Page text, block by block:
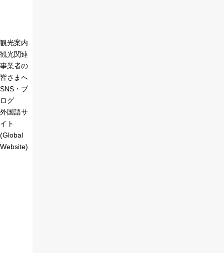
観光案内
観光関連
事業者の
皆さまへ
SNS・ブ
ログ
外国語サ
イト
(Global
Website)